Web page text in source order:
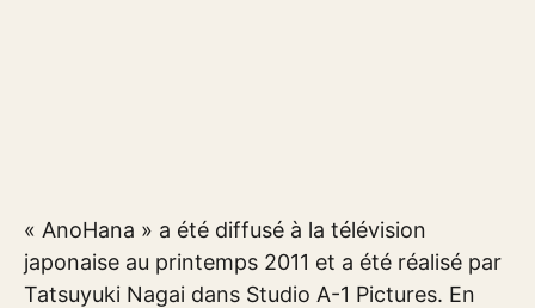
« AnoHana » a été diffusé à la télévision
japonaise au printemps 2011 et a été réalisé par
Tatsuyuki Nagai dans Studio A-1 Pictures. En